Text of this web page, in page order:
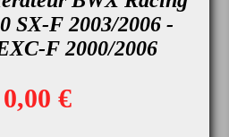
SX-F 2003/2006 -
F 2000/2006
0,00 €